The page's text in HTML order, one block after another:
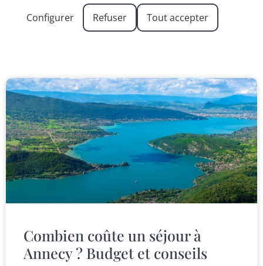
Category: Non classifié(e)
Combien coûte un séjour à
Annecy ? Budget et conseils
Configurer Refuser Tout accepter